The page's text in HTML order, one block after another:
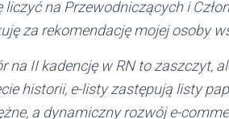
liczyć na Przewodniczących i
za rekomendację mojej osoby
na II kadencję w RN to zaszczyt,
historii, e-listy zastępują listy
a dynamiczny rozwój e-